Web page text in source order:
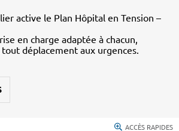
active le Plan Hôpital en Tension –
en charge adaptée à chacun,
déplacement aux urgences.
ACCÈS RAPIDES